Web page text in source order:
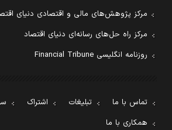
مرکز پژوهش‌های مالی و اقتصادی دنیای
مرکز راه حل‌های رسانه‌ای دنیای اقتصاد
روزنامه انگلیسی Financial Tribune
تماس با ما تبلیغات اشتراک
همکاری با ما